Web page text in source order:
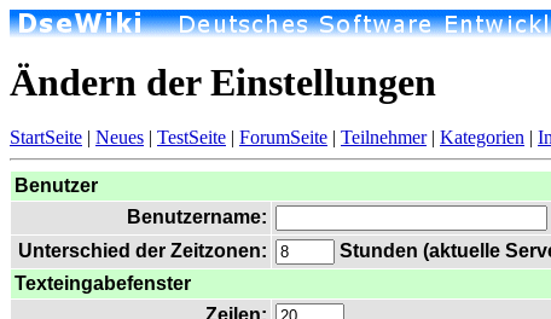
Ändern der Einstellungen
StartSeite | Neues | TestSeite | ForumSeite | Teilnehmer| Kategorien |
Benutzer
Benutzername:
Unterschied der Zeitzonen:
Stunden (aktuelle
Texteingabefenster
Zeilen: